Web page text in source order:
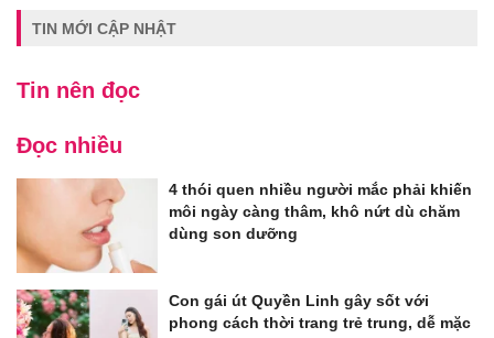
TIN MỚI CẬP NHẬT
Tin nên đọc
Đọc nhiều
4 thói quen nhiều người mắc phải khiến
môi ngày càng thâm, khô nứt dù chăm
dùng son dưỡng
Con gái út Quyền Linh gây sốt với
phong cách thời trang trẻ trung, dễ mặc